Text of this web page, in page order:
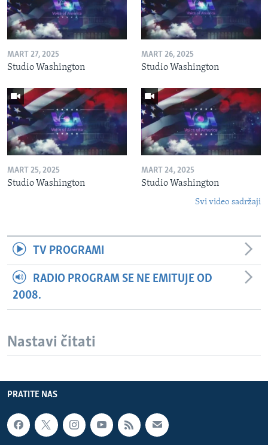
MART 27, 2025
Studio Washington
MART 26, 2025
Studio Washington
MART 25, 2025
Studio Washington
MART 24, 2025
Studio Washington
Svi video sadržaji
TV PROGRAMI
RADIO PROGRAM SE NE EMITUJE OD
2008.
Nastavi čitati
PRATITE NAS